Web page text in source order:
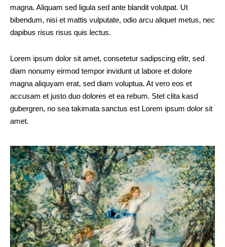
magna. Aliquam sed ligula sed ante blandit volutpat. Ut
bibendum, nisi et mattis vulputate, odio arcu aliquet metus, nec
dapibus risus risus quis lectus.
Lorem ipsum dolor sit amet, consetetur sadipscing elitr, sed
diam nonumy eirmod tempor invidunt ut labore et dolore
magna aliquyam erat, sed diam voluptua. At vero eos et
accusam et justo duo dolores et ea rebum. Stet clita kasd
gubergren, no sea takimata sanctus est Lorem ipsum dolor sit
amet.